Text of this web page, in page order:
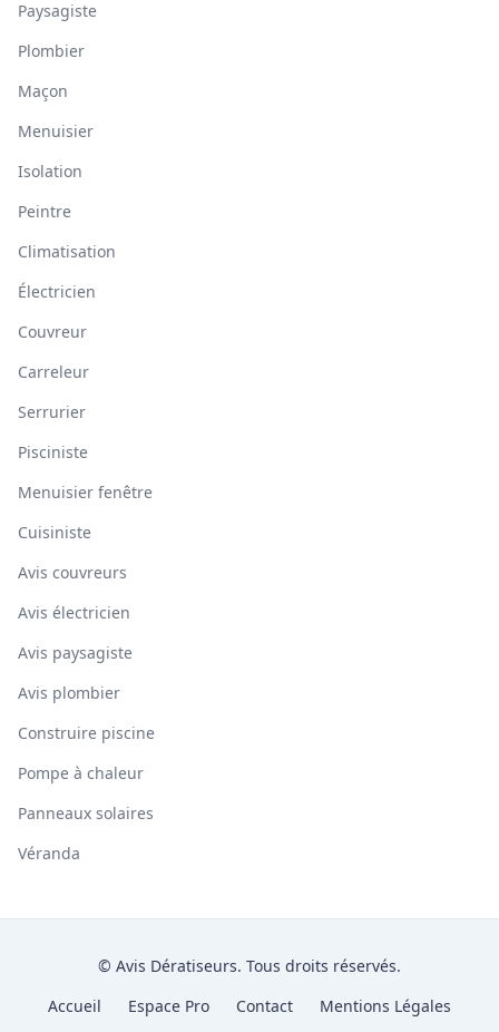
Paysagiste
Plombier
Maçon
Menuisier
Isolation
Peintre
Climatisation
Électricien
Couvreur
Carreleur
Serrurier
Pisciniste
Menuisier fenêtre
Cuisiniste
Avis couvreurs
Avis électricien
Avis paysagiste
Avis plombier
Construire piscine
Pompe à chaleur
Panneaux solaires
Véranda
© Avis Dératiseurs. Tous droits réservés.
Accueil
Espace Pro Contact Mentions Légales